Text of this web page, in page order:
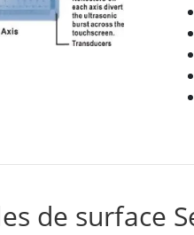
de surface